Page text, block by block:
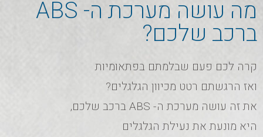
מה עושה מערכת ה- ABS
ברכב שלכם?
קרה לכם פעם שבלמתם בפתאומיות
ואז הרגשתם רטט מכיוון הגלגלים?
את זה עושה מערכת ה- ABS ברכב שלכם,
היא מונעת את נעילת הגלגלים